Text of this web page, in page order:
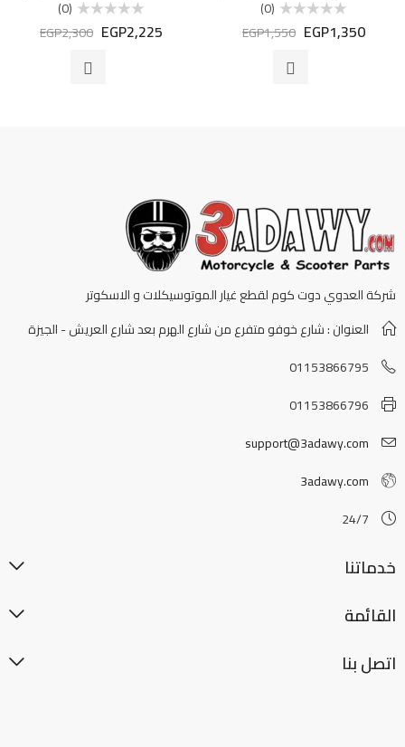
التقييم
(0)
EGP1,350
EGP1,550
التقييم
(0)
EGP2,225
EGP2,300
شركة العدوي دوت كوم لقطع غيار الموتوسيكلات و الاسكوتر
العنوان : شارع خوفو متفرع من شارع الهرم بعد شارع العريش - الجيزة
01153866795
01153866796
support@3adawy.com
3adawy.com
24/7
خدماتنا
القائمة
اتصل بنا